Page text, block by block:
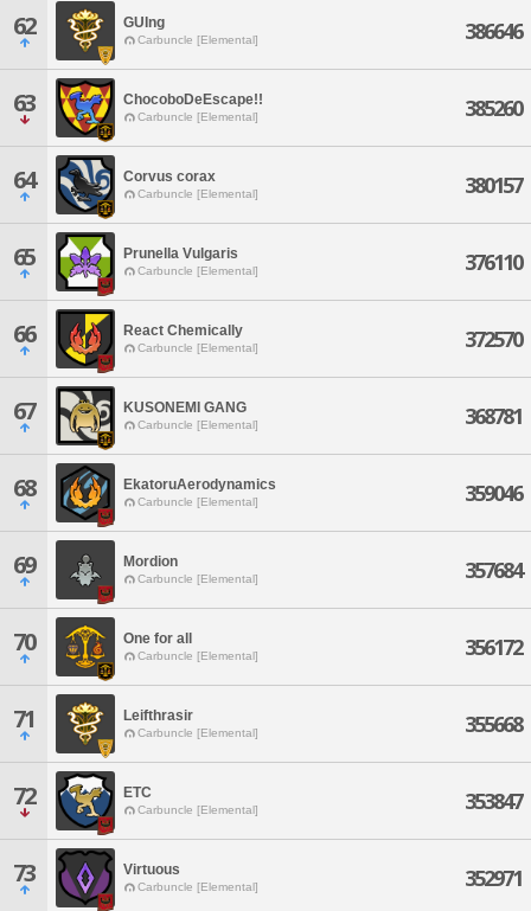
62 GUIng
Carbuncle [Elemental] 386646
63 ChocoboDeEscape!!
Carbuncle [Elemental] 385260
64 Corvus corax
Carbuncle [Elemental] 380157
65 Prunella Vulgaris
Carbuncle [Elemental] 376110
66 React Chemically
Carbuncle [Elemental] 372570
67 KUSONEMI GANG
Carbuncle [Elemental] 368781
68 EkatoruAerodynamics
Carbuncle [Elemental] 359046
69 Mordion
Carbuncle [Elemental] 357684
70 One for all
Carbuncle [Elemental] 356172
71 Leifthrasir
Carbuncle [Elemental] 355668
72 ETC
Carbuncle [Elemental] 353847
73 Virtuous
Carbuncle [Elemental] 352971